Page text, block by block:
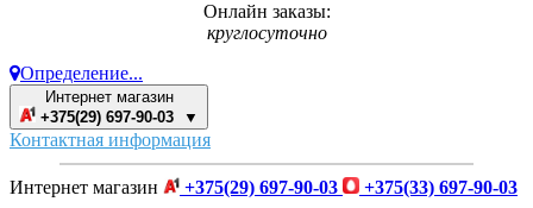
Онлайн заказы:
круглосуточно
Определение...
Интернет магазин
+375(29) 697-90-03 ▼
Контактная информация
Интернет магазин +375(29) 697-90-03 +375(33) 697-90-03